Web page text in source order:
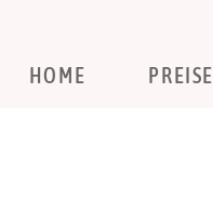
HOME PREISE